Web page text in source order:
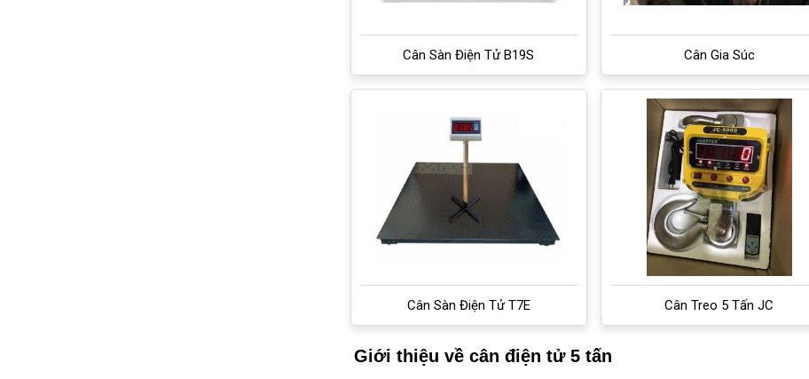
Cân Sàn Điện Tử B19S Cân Gia Súc
Cân Sàn Điện Tử T7E Cân Treo 5 Tấn JC
Giới thiệu về cân điện tử 5 tấn